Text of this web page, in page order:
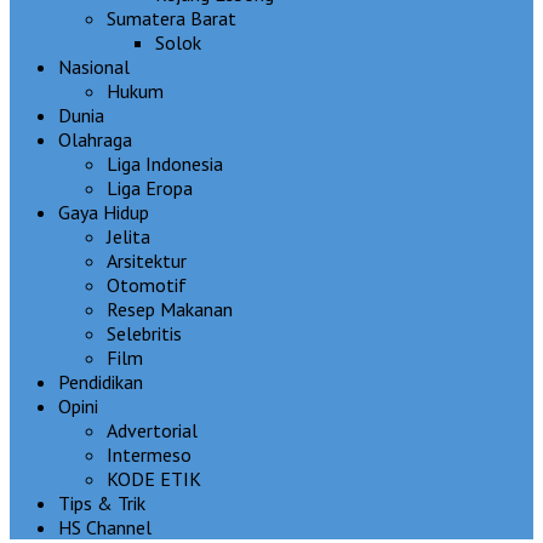
Sumatera Barat
Solok
Nasional
Hukum
Dunia
Olahraga
Liga Indonesia
Liga Eropa
Gaya Hidup
Jelita
Arsitektur
Otomotif
Resep Makanan
Selebritis
Film
Pendidikan
Opini
Advertorial
Intermeso
KODE ETIK
Tips & Trik
HS Channel